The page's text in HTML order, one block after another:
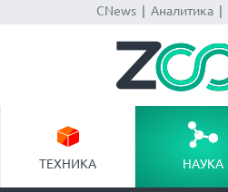
CNews| Аналитика|
ТЕХНИКА НАУКА